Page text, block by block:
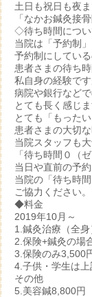
土日も祝日も夜
「なかお鍼灸接
◇待ち時間につい
当院は「予約制
予約制にしてい
患者さまの待ち
私自身の経験で
病院や銀行など
とても長く感じま
とても「もった
患者さまの大切
当院スタッフも
「待ち時間０（
当日や直前の予約
当院の「待ち時
ご協力ください。
◆料金
2019年10月～
1.鍼灸治療（全身
2.保険+鍼灸の場
3.保険のみ3,500
4.子供・学生は
その他
5.美容鍼8,800